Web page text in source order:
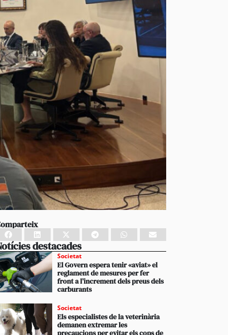
destacades
Societat
El Govern espera tenir «aviat» el
reglament de mesures per fer
front a l’increment dels preus dels
carburants
Societat
Els especialistes de la veterinària
demanen extremar les
precaucions per evitar els cops de